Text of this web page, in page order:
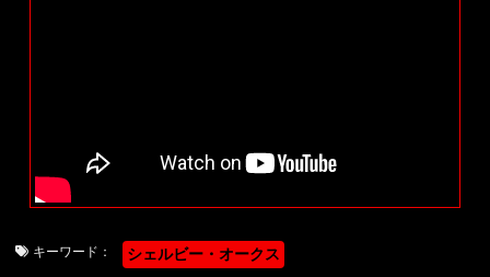
キーワード： シェルビー・オークス